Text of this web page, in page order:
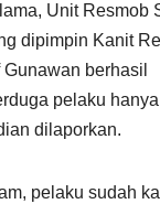
Unit Resmob
dipimpin Kanit
berhasil
pelaku
dilaporkan.
pelaku sudah